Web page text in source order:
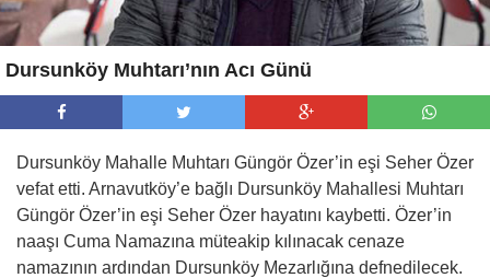
Dursunköy Muhtarı’nın Acı Günü
Dursunköy Mahalle Muhtarı Güngör Özer’in eşi Seher Özer
vefat etti. Arnavutköy’e bağlı Dursunköy Mahallesi Muhtarı
Güngör Özer’in eşi Seher Özer hayatını kaybetti. Özer’in
naaşı Cuma Namazına müteakip kılınacak cenaze
namazının ardından Dursunköy Mezarlığına defnedilecek.